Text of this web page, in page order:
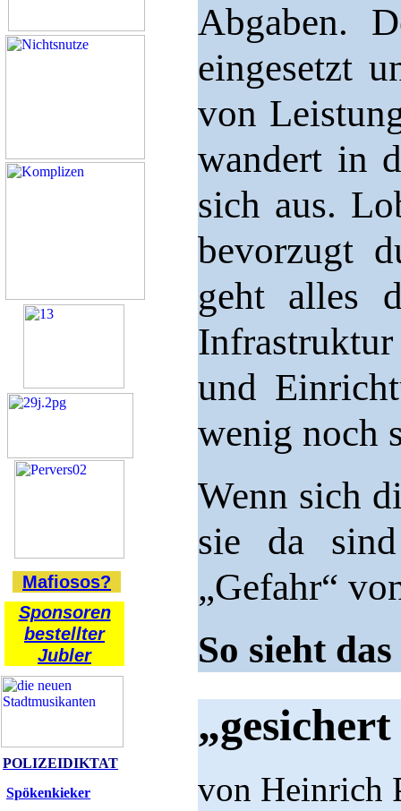
Mafiosos?
Sponsoren
bestellter
Jubler
POLIZEIDIKTAT
Spökenkieker
Abgaben.
eingesetzt
von
wandert in
sich aus.
bevorzugt
geht alles
und
wenig noch
Wenn sich
sie da
„Gefahr“
So sieht
von Heinrich